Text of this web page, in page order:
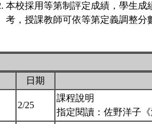
本校採用等第制評定成績，學生
考，授課教師可依等第定義調整分
日期
2/25
課程說明
指定閱讀：佐野洋子